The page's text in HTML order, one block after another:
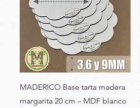
MADERICO Base tarta madera
margarita 20 cm – MDF blanco